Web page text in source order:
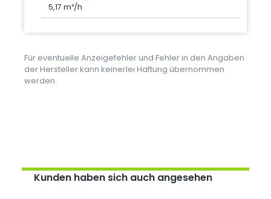
5,17 m³/h
Für eventuelle Anzeigefehler und Fehler in den Angaben
der Hersteller kann keinerlei Haftung übernommen
werden.
Kunden haben sich auch angesehen